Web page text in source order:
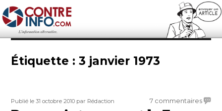
Contre-Info
Étiquette :3 janvier 1973
Publié
le
Publié le 31 octobre 2010 Auteur
par Rédaction 7 commentairessur